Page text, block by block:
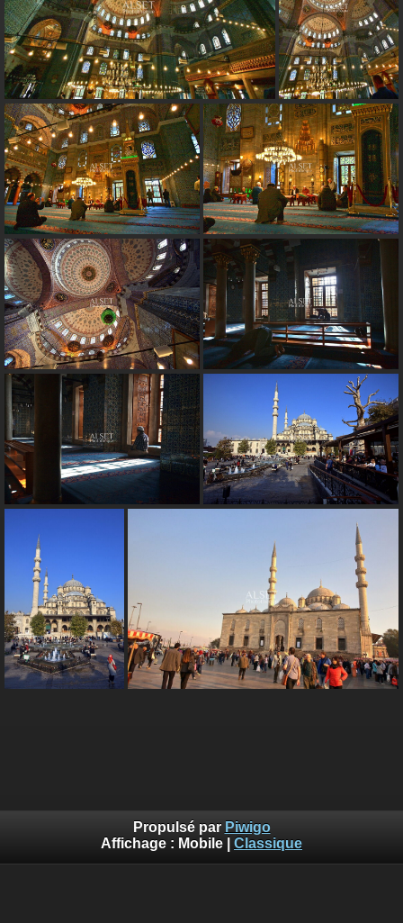
Propulsé par Piwigo
Affichage : Mobile Classique